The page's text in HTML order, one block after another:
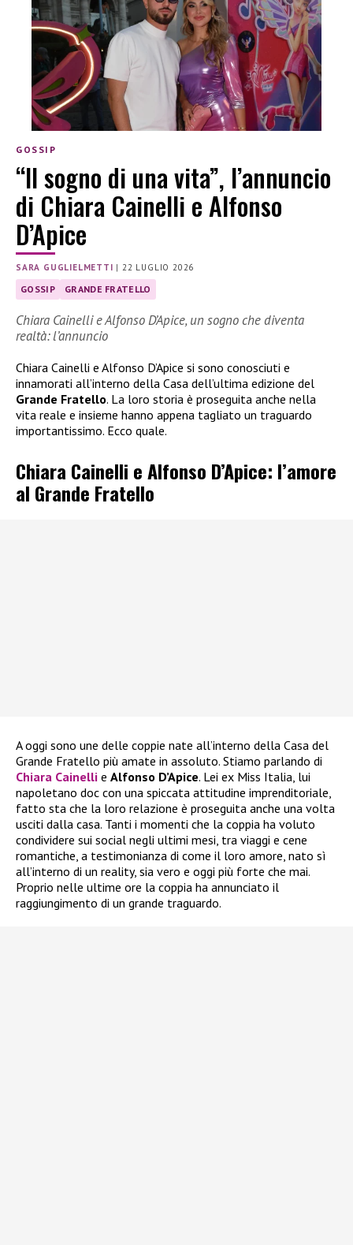
GOSSIP
“Il sogno di una vita”, l’annuncio
di Chiara Cainelli e Alfonso
D’Apice
SARA GUGLIELMETTI | 22 LUGLIO 2026
GOSSIP GRANDE FRATELLO
Chiara Cainelli e Alfonso D’Apice, un sogno che diventa
realtà: l’annuncio
Chiara Cainelli e Alfonso D’Apice si sono conosciuti e
innamorati all’interno della Casa dell’ultima edizione del
Grande Fratello. La loro storia è proseguita anche nella
vita reale e insieme hanno appena tagliato un traguardo
importantissimo. Ecco quale.
Chiara Cainelli e Alfonso D’Apice: l’amore
al Grande Fratello
A oggi sono une delle coppie nate all’interno della Casa del
Grande Fratello più amate in assoluto. Stiamo parlando di
Chiara Cainelli e Alfonso D’Apice. Lei ex Miss Italia, lui
napoletano doc con una spiccata attitudine imprenditoriale,
fatto sta che la loro relazione è proseguita anche una volta
usciti dalla casa. Tanti i momenti che la coppia ha voluto
condividere sui social negli ultimi mesi, tra viaggi e cene
romantiche, a testimonianza di come il loro amore, nato sì
all’interno di un reality, sia vero e oggi più forte che mai.
Proprio nelle ultime ore la coppia ha annunciato il
raggiungimento di un grande traguardo.